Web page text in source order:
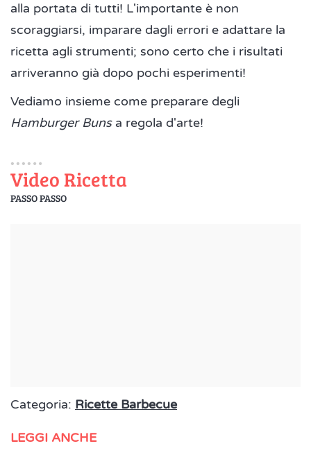
alla portata di tutti! L'importante è non
scoraggiarsi, imparare dagli errori e adattare la
ricetta agli strumenti; sono certo che i risultati
arriveranno già dopo pochi esperimenti!
Vediamo insieme come preparare degli
Hamburger Bunsa regola d'arte!
Video Ricetta
PASSO PASSO
Categoria: Ricette Barbecue
LEGGI ANCHE